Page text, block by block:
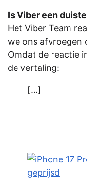
Is Viber een
Het Viber Team
we ons afvroegen
Omdat de reactie
de vertaling:
[…]